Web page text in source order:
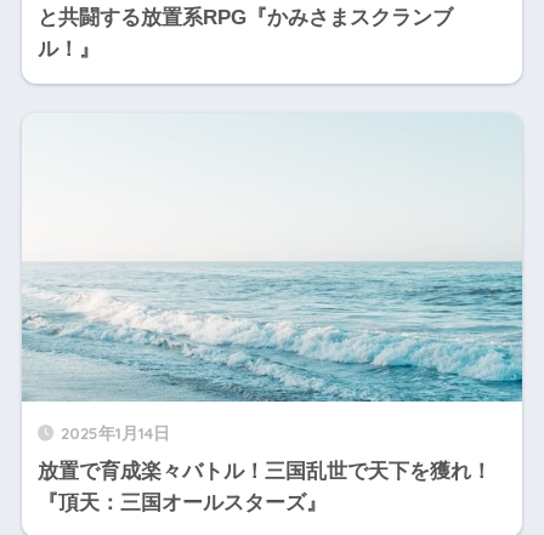
と共闘する放置系RPG『かみさまスクランブ
ル！』
2025年1月14日
放置で育成楽々バトル！三国乱世で天下を獲れ！
『頂天：三国オールスターズ』